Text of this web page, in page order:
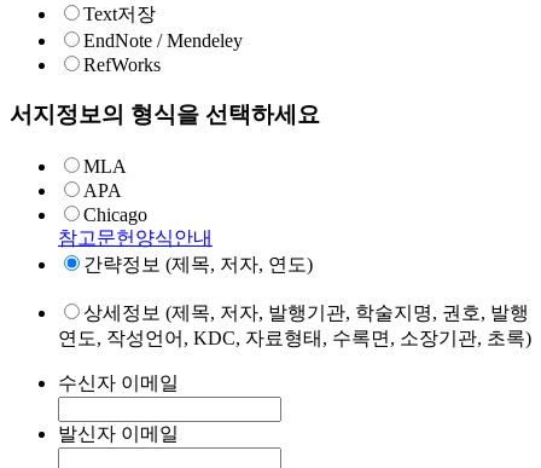
Text저장
EndNote / Mendeley
RefWorks
서지정보의 형식을 선택하세요
MLA
APA
Chicago
참고문헌양식안내
간략정보 (제목, 저자, 연도)
상세정보 (제목, 저자, 발행기관, 학술지명, 권호, 발행
연도, 작성언어, KDC, 자료형태, 수록면, 소장기관, 초록)
수신자 이메일
발신자 이메일